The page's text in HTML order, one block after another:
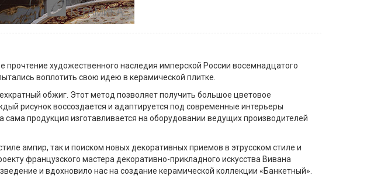
художественного наследия имперской России восемнадцатого
воплотить свою идею в керамической плитке.
обжиг. Этот метод позволяет получить большое цветовое
рисунок воссоздается и адаптируется под современные интерьеры
продукция изготавливается на оборудовании ведущих производителей
ампир, так и поиском новых декоративных приемов в этрусском стиле и
французского мастера декоративно-прикладного искусства Вивана
и вдохновило нас на создание керамической коллекции «Банкетный».